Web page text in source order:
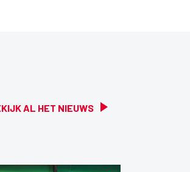
AL HET NIEUWS